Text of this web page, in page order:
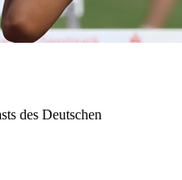
des Deutschen